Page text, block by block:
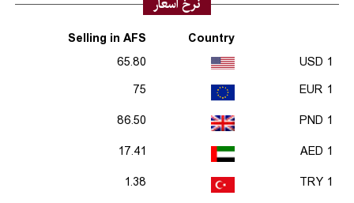
نرخ اسعار
Country
Selling in AFS
1 USD
65.80
1 EUR
75
1 PND
86.50
1 AED
17.41
1 TRY
1.38